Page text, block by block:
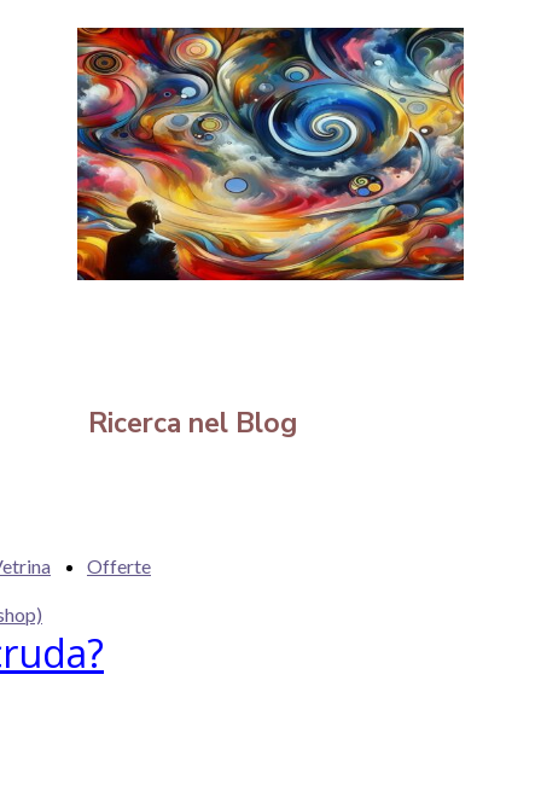
Ricerca nel Blog
Offerte